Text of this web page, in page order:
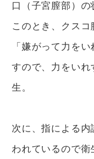
口（子宮膣部）の
このとき、クスコ
「嫌がって力を
すので、力をいれ
生。
次に、指による
われているので衛